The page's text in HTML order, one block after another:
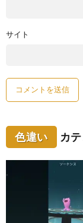
サイト
色違い カ